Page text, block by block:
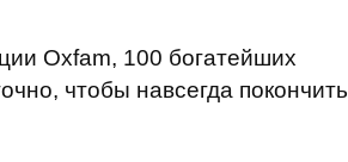
Oxfam, 100 богатейших
чтобы навсегда покончить